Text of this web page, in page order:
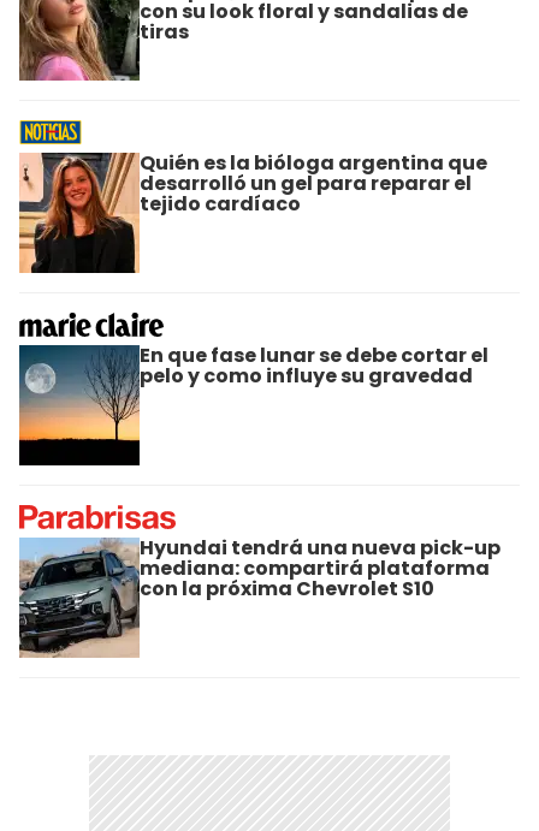
con su look floral y sandalias de
tiras
Quién es la bióloga argentina que
desarrolló un gel para reparar el
tejido cardíaco
En que fase lunar se debe cortar el
pelo y como influye su gravedad
Hyundai tendrá una nueva pick-up
mediana: compartirá plataforma
con la próxima Chevrolet S10